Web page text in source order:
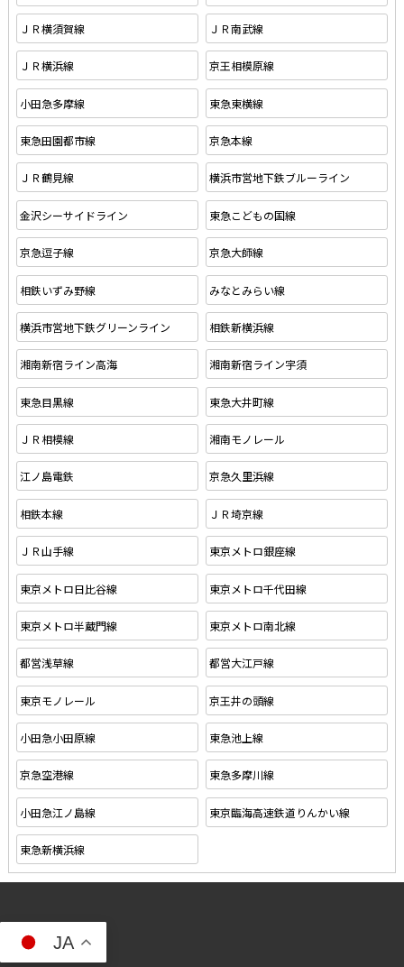
ＪＲ横須賀線 ＪＲ南武線
ＪＲ横浜線 京王相模原線
小田急多摩線 東急東横線
東急田園都市線 京急本線
ＪＲ鶴見線 横浜市営地下鉄ブルーライン
金沢シーサイドライン 東急こどもの国線
京急逗子線 京急大師線
相鉄いずみ野線 みなとみらい線
横浜市営地下鉄グリーンライン 相鉄新横浜線
湘南新宿ライン高海 湘南新宿ライン宇須
東急目黒線 東急大井町線
ＪＲ相模線 湘南モノレール
江ノ島電鉄 京急久里浜線
相鉄本線 ＪＲ埼京線
ＪＲ山手線 東京メトロ銀座線
東京メトロ日比谷線 東京メトロ千代田線
東京メトロ半蔵門線 東京メトロ南北線
都営浅草線 都営大江戸線
東京モノレール 京王井の頭線
小田急小田原線 東急池上線
京急空港線 東急多摩川線
小田急江ノ島線 東京臨海高速鉄道りんかい線
東急新横浜線
JA